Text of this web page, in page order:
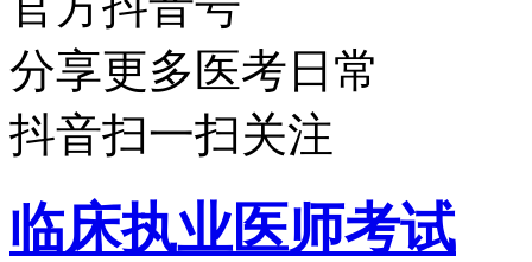
分享更多医考日常
抖音扫一扫关注
临床执业医师考试